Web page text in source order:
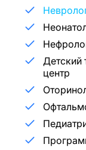
Детский
центр